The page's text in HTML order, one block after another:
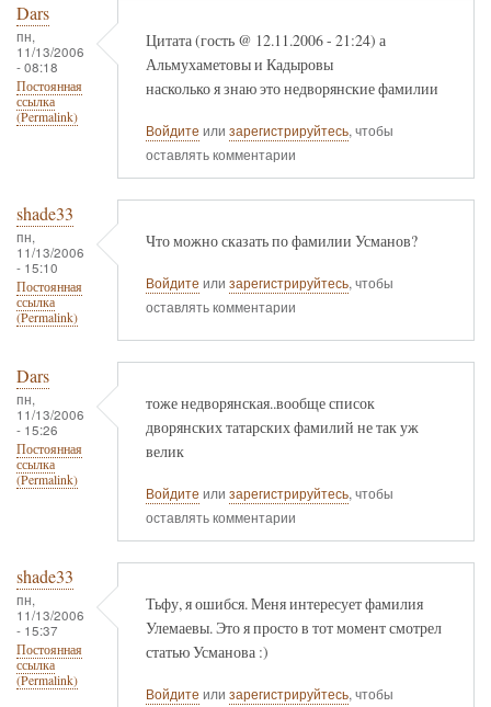
Dars
пн,
11/13/2006
- 08:18
Постоянная
ссылка
(Permalink)
Цитата (гость @ 12.11.2006 - 21:24) а
Альмухаметовы и Кадыровы
насколько я знаю это недворянские фамилии
Войдите или зарегистрируйтесь, чтобы
оставлять комментарии
shade33
пн,
11/13/2006
- 15:10
Постоянная
ссылка
(Permalink)
Что можно сказать по фамилии Усманов?
Войдите или зарегистрируйтесь, чтобы
оставлять комментарии
Dars
пн,
11/13/2006
- 15:26
Постоянная
ссылка
(Permalink)
тоже недворянская..вообще список
дворянских татарских фамилий не так уж
велик
Войдите или зарегистрируйтесь, чтобы
оставлять комментарии
shade33
пн,
11/13/2006
- 15:37
Постоянная
ссылка
(Permalink)
Тьфу, я ошибся. Меня интересует фамилия
Улемаевы. Это я просто в тот момент смотрел
статью Усманова :)
Войдите или зарегистрируйтесь, чтобы